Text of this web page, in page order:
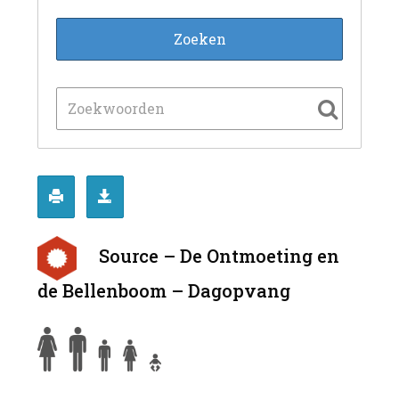
Source – De Ontmoeting en
de Bellenboom – Dagopvang